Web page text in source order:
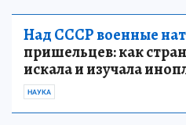
Над СССР военные
пришельцев: как
искала и изучала
НАУКА